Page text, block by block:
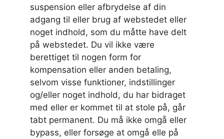
suspension eller afbrydelse af din
adgang til eller brug af webstedet eller
noget indhold, som du måtte have delt
på webstedet. Du vil ikke være
berettiget til nogen form for
kompensation eller anden betaling,
selvom visse funktioner, indstillinger
og/eller noget indhold, du har bidraget
med eller er kommet til at stole på, går
tabt permanent. Du må ikke omgå eller
bypass, eller forsøge at omgå elle på